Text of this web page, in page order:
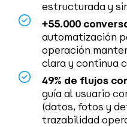
estructurada y
+55.000
automatización
operación
clara y continua
49% de flujos
guía al usuario
(datos, fotos y
trazabilidad